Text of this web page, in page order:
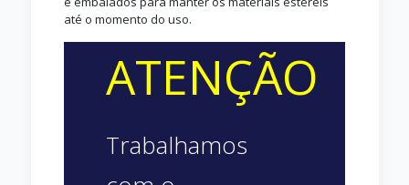
até o momento do uso.
ATENÇÃO
Trabalhamos